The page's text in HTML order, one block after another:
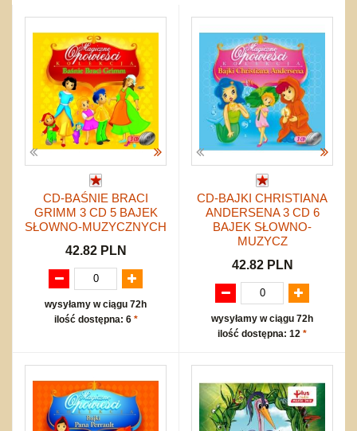
Bajkowe
Inne
Do rozkręcania
Bąki
Pojazdy
Inne
do koszykówki
Nowości
Wyprzedaż
Promocje
Start
Zakupy hurtowe
Koszty przesyłki
Regulamin
Mapa produktów
CD-BAŚNIE BRACI
GRIMM 3 CD 5 BAJEK
SŁOWNO-MUZYCZNYCH
42.82 PLN
wysyłamy w ciągu 72h
ilość dostępna: 6 *
CD-BAJKI CHRISTIANA
ANDERSENA 3 CD 6
BAJEK SŁOWNO-
MUZYCZ
42.82 PLN
wysyłamy w ciągu 72h
ilość dostępna: 12 *